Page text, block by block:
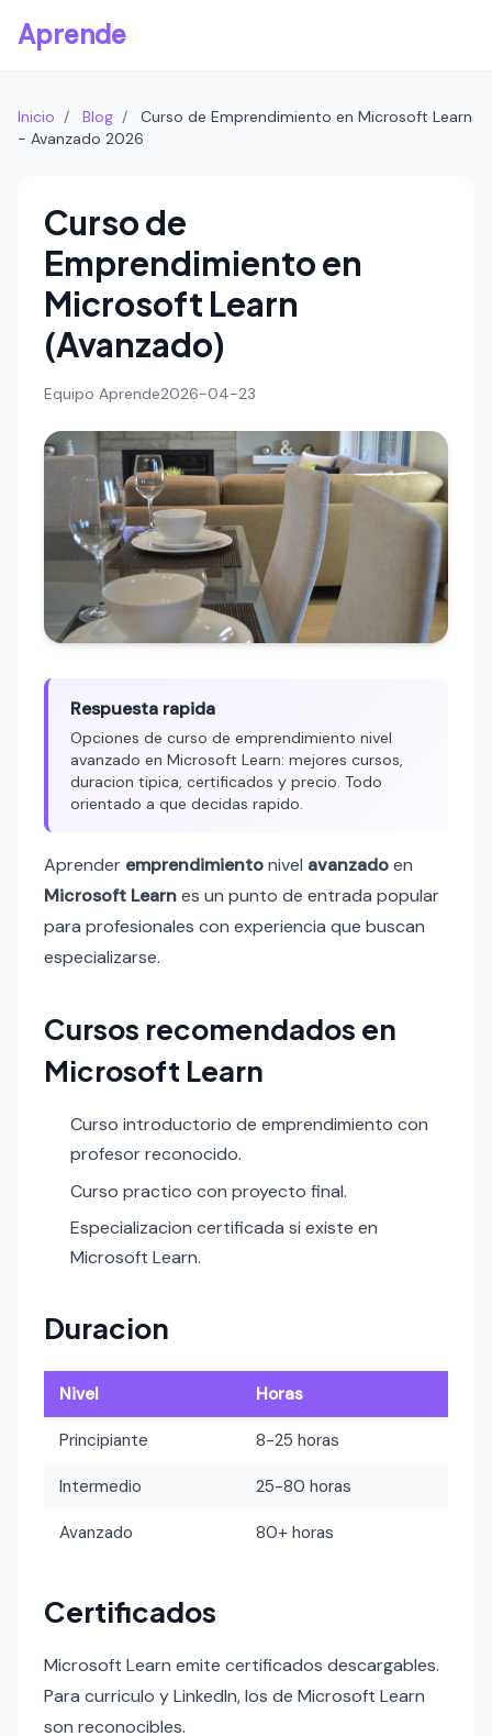
Aprende
Inicio / Blog /
Curso de Emprendimiento en Microsoft Learn
- Avanzado 2026
Curso de
Emprendimiento en
Microsoft Learn
(Avanzado)
Equipo Aprende2026-04-23
Respuesta rapida
Opciones de curso de emprendimiento nivel
avanzado en Microsoft Learn: mejores cursos,
duracion tipica, certificados y precio. Todo
orientado a que decidas rapido.
Aprender emprendimientonivel avanzadoen
Microsoft Learnes un punto de entrada popular
para profesionales con experiencia que buscan
especializarse.
Cursos recomendados en
Microsoft Learn
Curso introductorio de emprendimiento con
profesor reconocido.
Curso practico con proyecto final.
Especializacion certificada si existe en
Microsoft Learn.
Duracion
Nivel Horas
Principiante 8-25 horas
Intermedio 25-80 horas
Avanzado 80+ horas
Certificados
Microsoft Learn emite certificados descargables.
Para curriculo y LinkedIn, los de Microsoft Learn
son reconocibles.